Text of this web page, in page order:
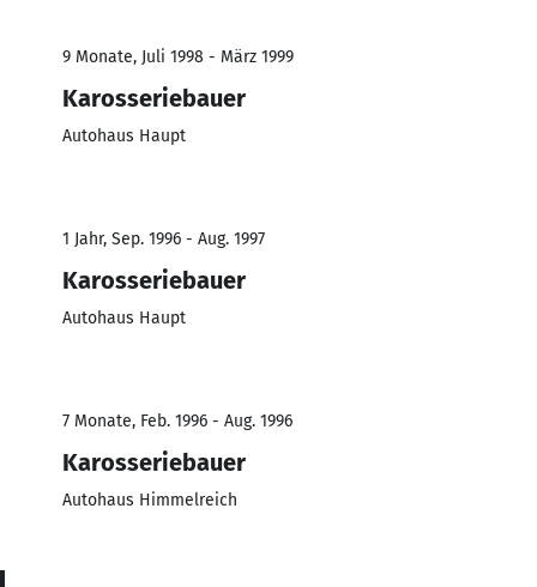
9 Monate, Juli 1998 - März 1999
Karosseriebauer
Autohaus Haupt
1 Jahr, Sep. 1996 - Aug. 1997
Karosseriebauer
Autohaus Haupt
7 Monate, Feb. 1996 - Aug. 1996
Karosseriebauer
Autohaus Himmelreich